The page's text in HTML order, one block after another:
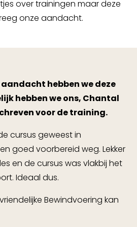
over trainingen maar deze
onze aandacht.
aandacht hebben we deze
hebben we ons, Chantal
voor de training.
cursus geweest in
goed voorbereid weg. Lekker
en de cursus was vlakbij het
Ideaal dus.
Bewindvoering kan